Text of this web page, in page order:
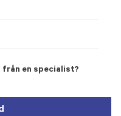
en specialist?